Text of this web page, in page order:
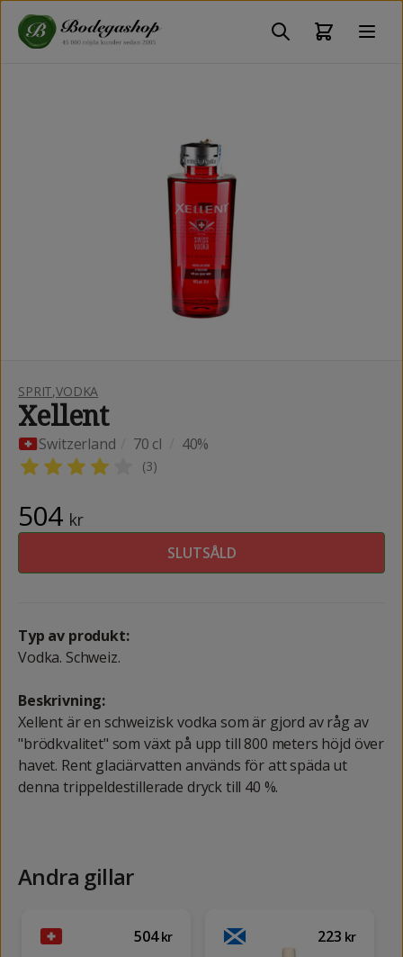
SPRIT,VODKA
Xellent
Switzerland 70 cl 40%
(3)
504 kr
SLUTSÅLD
Typ av produkt:
Vodka. Schweiz.
Beskrivning:
Xellent är en schweizisk vodka som är gjord av råg av
"brödkvalitet" som växt på upp till 800 meters höjd över
havet. Rent glaciärvatten används för att späda ut
denna trippeldestillerade dryck till 40 %.
Andra gillar
504kr 223 kr